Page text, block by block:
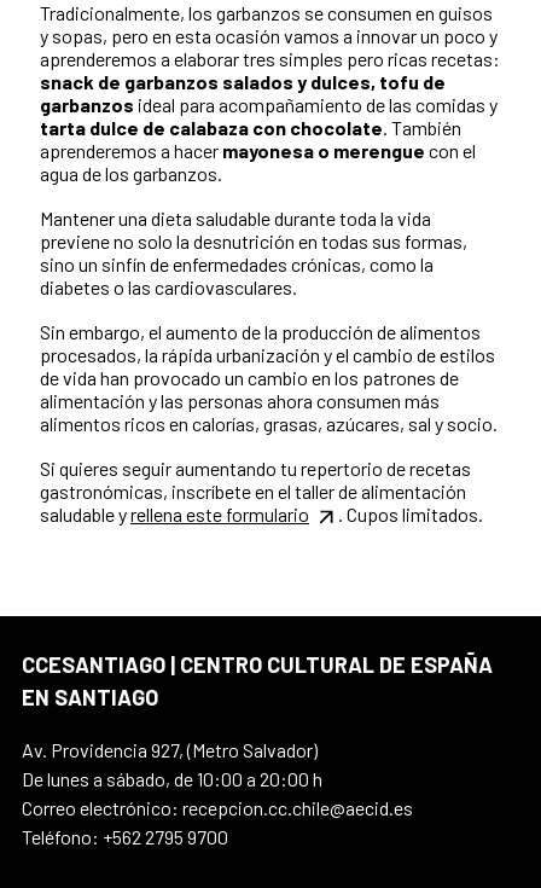
Tradicionalmente, los garbanzos se consumen en guisos
y sopas, pero en esta ocasión vamos a innovar un poco y
aprenderemos a elaborar tres simples pero ricas recetas:
snack de garbanzos salados y dulces, tofu de
garbanzos ideal para acompañamiento de las comidas y
tarta dulce de calabaza con chocolate. También
aprenderemos a hacer mayonesa o merengue con el
agua de los garbanzos.
Mantener una dieta saludable durante toda la vida
previene no solo la desnutrición en todas sus formas,
sino un sinfín de enfermedades crónicas, como la
diabetes o las cardiovasculares.
Sin embargo, el aumento de la producción de alimentos
procesados, la rápida urbanización y el cambio de estilos
de vida han provocado un cambio en los patrones de
alimentación y las personas ahora consumen más
alimentos ricos en calorías, grasas, azúcares, sal y socio.
Si quieres seguir aumentando tu repertorio de recetas
gastronómicas, inscríbete en el taller de alimentación
saludable yrellena este formulario . Cupos limitados.
CCESANTIAGO | CENTRO CULTURAL DE ESPAÑA
EN SANTIAGO
Av. Providencia 927, (Metro Salvador)
De lunes a sábado, de 10:00 a 20:00 h
Correo electrónico: recepcion.cc.chile@aecid.es
Teléfono: +562 2795 9700